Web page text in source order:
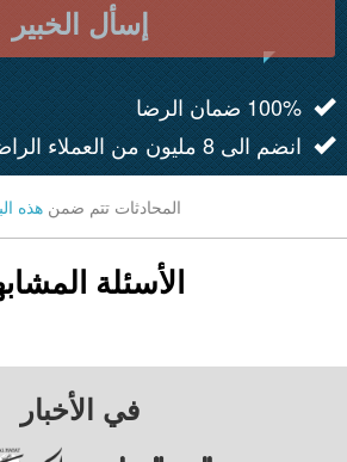
إسأل الخبير
100% ضمان الرضا
انضم الى 8 مليون من العملاء الراضين
المحادثات تتم ضمن هذه
الأسئلة
في الأخبار